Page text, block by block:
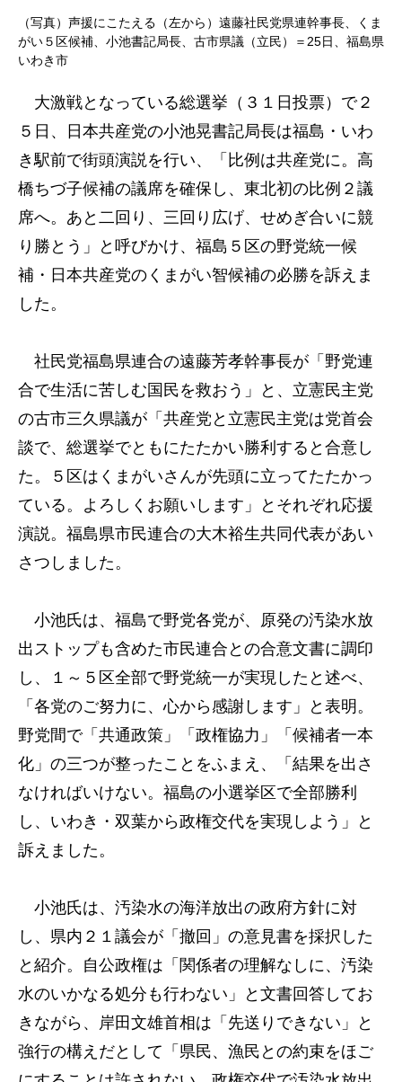
（写真）声援にこたえる（左から）遠藤社民党県連幹事長、くま
がい５区候補、小池書記局長、古市県議（立民）＝25日、福島県
いわき市
大激戦となっている総選挙（３１日投票）で２
５日、日本共産党の小池晃書記局長は福島・いわ
き駅前で街頭演説を行い、「比例は共産党に。高
橋ちづ子候補の議席を確保し、東北初の比例２議
席へ。あと二回り、三回り広げ、せめぎ合いに競
り勝とう」と呼びかけ、福島５区の野党統一候
補・日本共産党のくまがい智候補の必勝を訴えま
した。
社民党福島県連合の遠藤芳孝幹事長が「野党連
合で生活に苦しむ国民を救おう」と、立憲民主党
の古市三久県議が「共産党と立憲民主党は党首会
談で、総選挙でともにたたかい勝利すると合意し
た。５区はくまがいさんが先頭に立ってたたかっ
ている。よろしくお願いします」とそれぞれ応援
演説。福島県市民連合の大木裕生共同代表があい
さつしました。
小池氏は、福島で野党各党が、原発の汚染水放
出ストップも含めた市民連合との合意文書に調印
し、１～５区全部で野党統一が実現したと述べ、
「各党のご努力に、心から感謝します」と表明。
野党間で「共通政策」「政権協力」「候補者一本
化」の三つが整ったことをふまえ、「結果を出さ
なければいけない。福島の小選挙区で全部勝利
し、いわき・双葉から政権交代を実現しよう」と
訴えました。
小池氏は、汚染水の海洋放出の政府方針に対
し、県内２１議会が「撤回」の意見書を採択した
と紹介。自公政権は「関係者の理解なしに、汚染
水のいかなる処分も行わない」と文書回答してお
きながら、岸田文雄首相は「先送りできない」と
強行の構えだとして「県民、漁民との約束をほご